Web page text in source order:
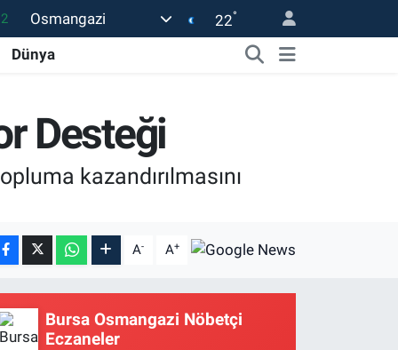
Osmangazi 22°
Dünya
Desteği
kazandırılmasını
A- A+
Bursa Osmangazi Nöbetçi
Eczaneler